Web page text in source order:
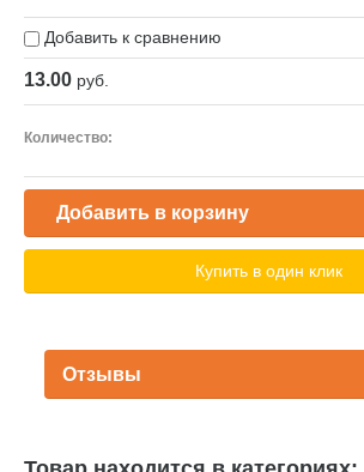
Добавить к сравнению
13.00 руб.
Количество:
Добавить в корзину
Купить в один клик
Отзывы